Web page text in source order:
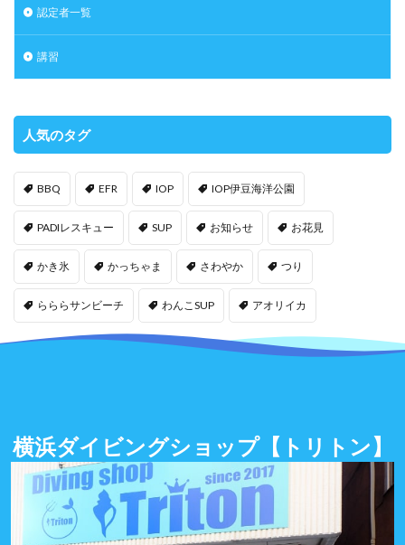
認定者一覧
講習
人気のタグ
BBQ EFR IOP IOP伊豆海洋公園
PADIレスキュー SUP お知らせ お花見
かき氷 かっちゃま さわやか つり
らららサンビーチ わんこSUP アオリイカ
横浜ダイビングショップ【トリトン】